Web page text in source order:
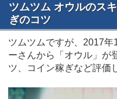
ツムツム オウルのス
ぎのコツ
ツムツムですが、2017
ーさんから「オウル」が
ツ、コイン稼ぎなど評価